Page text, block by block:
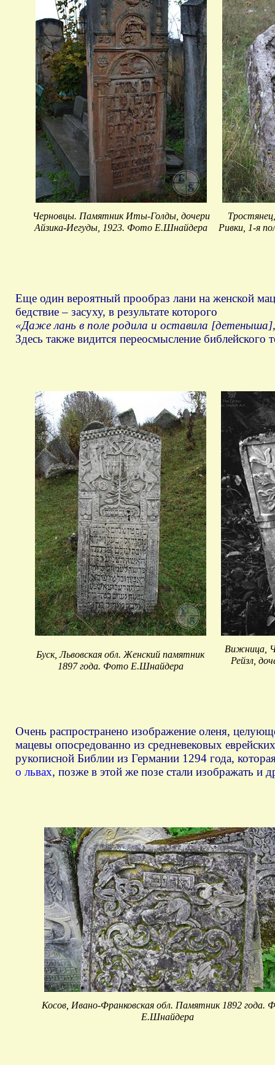
Черновцы. Памятник Иты-Голды, дочери
Айзика-Иегуды, 1923. Фото Е.Шнайдера
Ривки, 1-я
Еще один вероятный прообраз лани на женской
бедствие – засуху, в результате которого
«Даже лань в поле родила и оставила
Здесь также видится переосмысление библейского
Буск, Львовская обл. Женский памятник
1897 года. Фото Е.Шнайдера
Вижница,
Рейзл,
Косов, Ивано-Франковская обл. Памятник 1892 года.
Е.Шнайдера
Очень распространено изображение оленя,
мацевы опосредованно из средневековых
рукописной Библии из Германии 1294 года,
о львах, позже в этой же позе стали изображать и